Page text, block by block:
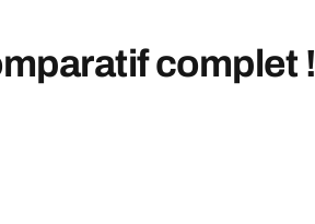
complet !